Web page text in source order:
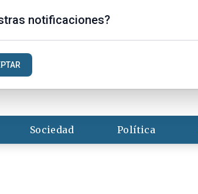
Sociedad Política
notificaciones?